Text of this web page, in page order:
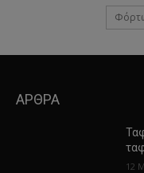
ΑΡΘΡΑ
12